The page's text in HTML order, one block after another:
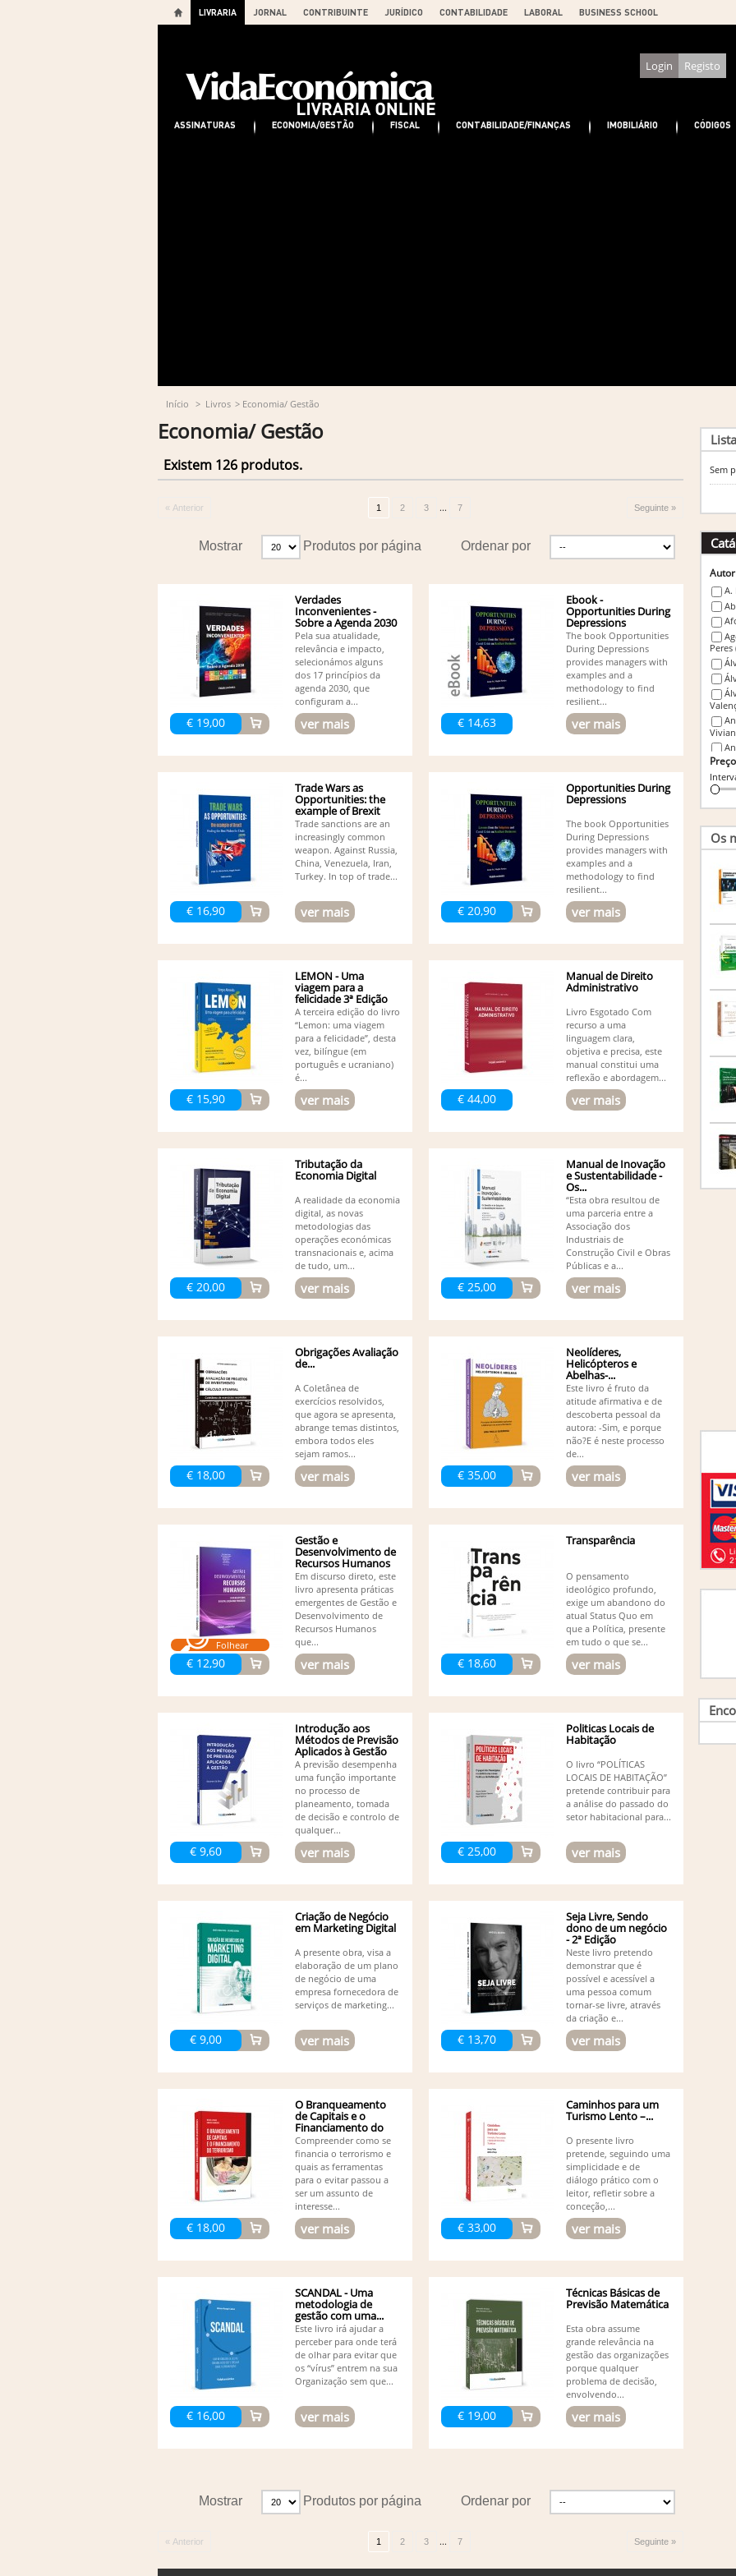
LIVRARIA JORNAL CONTRIBUINTE JURÍDICO CONTABILIDADE LABORAL BUSINESS SCHOOL
Login Registo
ASSINATURAS ECONOMIA/GESTÃO FISCAL CONTABILIDADE/FINANÇAS IMOBILIÁRIO CÓDIGOS
Início > Livros > Economia/ Gestão
Economia/ Gestão
Existem 126 produtos.
« Anterior 1 2 3 ... 7 Seguinte »
Ordenar por
Mostrar Produtos por página
€ 19,00
Verdades
Inconvenientes -
Sobre a Agenda 2030
Pela sua atualidade,
relevância e impacto,
selecionámos alguns
dos 17 princípios da
agenda 2030, que
configuram a...
ver mais € 14,63
Ebook -
Opportunities During
Depressions
The book Opportunities
During Depressions
provides managers with
examples and a
methodology to find
resilient...
ver mais
€ 16,90
Trade Wars as
Opportunities: the
example of Brexit
Trade sanctions are an
increasingly common
weapon. Against Russia,
China, Venezuela, Iran,
Turkey. In top of trade...
ver mais € 20,90
Opportunities During
Depressions
The book Opportunities
During Depressions
provides managers with
examples and a
methodology to find
resilient...
ver mais
€ 15,90
LEMON - Uma
viagem para a
felicidade 3ª Edição
(Bilingue)
A terceira edição do livro
“Lemon: uma viagem
para a felicidade”, desta
vez, bilíngue (em
português e ucraniano)
é...
ver mais € 44,00
Manual de Direito
Administrativo
Livro Esgotado Com
recurso a uma
linguagem clara,
objetiva e precisa, este
manual constitui uma
reflexão e abordagem...
ver mais
€ 20,00
Tributação da
Economia Digital
A realidade da economia
digital, as novas
metodologias das
operações económicas
transnacionais e, acima
de tudo, um...
ver mais € 25,00
Manual de Inovação
e Sustentabilidade -
Os...
“Esta obra resultou de
uma parceria entre a
Associação dos
Industriais de
Construção Civil e Obras
Públicas e a...
ver mais
€ 18,00
Obrigações Avaliação
de...
A Coletânea de
exercícios resolvidos,
que agora se apresenta,
abrange temas distintos,
embora todos eles
sejam ramos...
ver mais € 35,00
Neolíderes,
Helicópteros e
Abelhas-...
Este livro é fruto da
atitude afirmativa e de
descoberta pessoal da
autora: -Sim, e porque
não?E é neste processo
de...
ver mais
Folhear
€ 12,90
Gestão e
Desenvolvimento de
Recursos Humanos
-...
Em discurso direto, este
livro apresenta práticas
emergentes de Gestão e
Desenvolvimento de
Recursos Humanos
que...
ver mais € 18,60
Transparência
O pensamento
ideológico profundo,
exige um abandono do
atual Status Quo em
que a Política, presente
em tudo o que se...
ver mais
€ 9,60
Introdução aos
Métodos de Previsão
Aplicados à Gestão
A previsão desempenha
uma função importante
no processo de
planeamento, tomada
de decisão e controlo de
qualquer...
ver mais € 25,00
Politicas Locais de
Habitação
O livro “POLÍTICAS
LOCAIS DE HABITAÇÃO”
pretende contribuir para
a análise do passado do
setor habitacional para...
ver mais
€ 9,00
Criação de Negócio
em Marketing Digital
A presente obra, visa a
elaboração de um plano
de negócio de uma
empresa fornecedora de
serviços de marketing...
ver mais € 13,70
Seja Livre, Sendo
dono de um negócio
- 2ª Edição
Neste livro pretendo
demonstrar que é
possível e acessível a
uma pessoa comum
tornar-se livre, através
da criação e...
ver mais
€ 18,00
O Branqueamento
de Capitais e o
Financiamento do
Terrorismo
Compreender como se
financia o terrorismo e
quais as ferramentas
para o evitar passou a
ser um assunto de
interesse...
ver mais € 33,00
Caminhos para um
Turismo Lento –...
O presente livro
pretende, seguindo uma
simplicidade e de
diálogo prático com o
leitor, refletir sobre a
conceção,...
ver mais
€ 16,00
SCANDAL - Uma
metodologia de
gestão com uma...
Este livro irá ajudar a
perceber para onde terá
de olhar para evitar que
os “vírus” entrem na sua
Organização sem que...
ver mais € 19,00
Técnicas Básicas de
Previsão Matemática
Esta obra assume
grande relevância na
gestão das organizações
porque qualquer
problema de decisão,
envolvendo...
ver mais
Ordenar por
Mostrar Produtos por página
« Anterior 1 2 3 ... 7 Seguinte »
Sem
Autor
A.
Peres
Preço
Os